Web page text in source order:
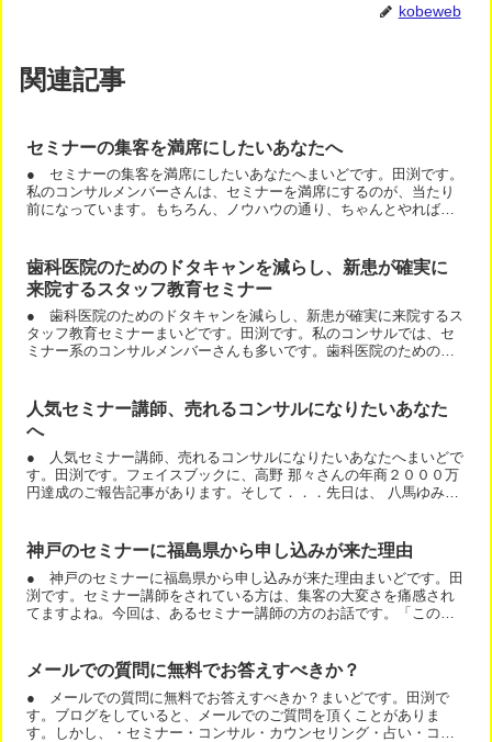
kobeweb
関連記事
セミナーの集客を満席にしたいあなたへ
● セミナーの集客を満席にしたいあなたへまいどです。田渕です。
私のコンサルメンバーさんは、セミナーを満席にするのが、当たり
前になっています。もちろん、ノウハウの通り、ちゃんとやればで
歯科医院のためのドタキャンを減らし、新患が確実に
来院するスタッフ教育セミナー
● 歯科医院のためのドタキャンを減らし、新患が確実に来院するス
タッフ教育セミナーまいどです。田渕です。私のコンサルでは、セ
ミナー系のコンサルメンバーさんも多いです。歯科医院のためのド
人気セミナー講師、売れるコンサルになりたいあなた
へ
● 人気セミナー講師、売れるコンサルになりたいあなたへまいどで
す。田渕です。フェイスブックに、高野 那々さんの年商２０００万
円達成のご報告記事があります。そして．．．先日は、 八馬ゆみさ
神戸のセミナーに福島県から申し込みが来た理由
● 神戸のセミナーに福島県から申し込みが来た理由まいどです。田
渕です。セミナー講師をされている方は、集客の大変さを痛感され
てますよね。今回は、あるセミナー講師の方のお話です。「このマ
メールでの質問に無料でお答えすべきか？
● メールでの質問に無料でお答えすべきか？まいどです。田渕で
す。ブログをしていると、メールでのご質問を頂くことがありま
す。しかし、・セミナー・コンサル・カウンセリング・占い・コー